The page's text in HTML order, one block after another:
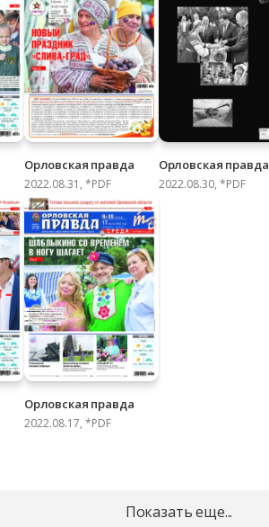
Орловская правда
2022.08.31, *PDF
Орловская правда
2022.08.30, *PDF
Орловская правда
2022.08.17, *PDF
Показать еще...